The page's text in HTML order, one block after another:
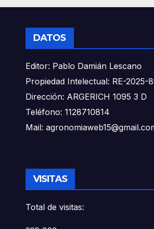
DATOS
Editor: Pablo Damián Lescano
Propiedad Intelectual: RE-
Dirección: ARGERICH 1095 3 D
Teléfono: 1128710814
Mail:
VISITAS
Total de visitas: